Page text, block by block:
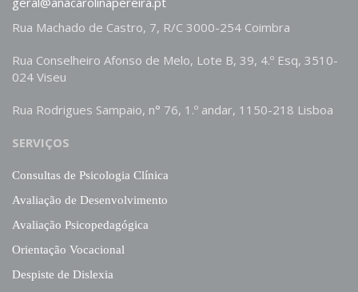
Rua Machado de Castro, 7, R/C 3000-254 Coimbra
Rua Conselheiro Afonso de Melo, Lote B, 39, 4.º Esq, 3510-
024 Viseu
Rua Rodrigues Sampaio, n° 76, 1.º andar, 1150-218 Lisboa
SERVIÇOS
Consultas de Psicologia Clínica
Avaliação de Desenvolvimento
Avaliação Psicopedagógica
Orientação Vocacional
Despiste de Dislexia